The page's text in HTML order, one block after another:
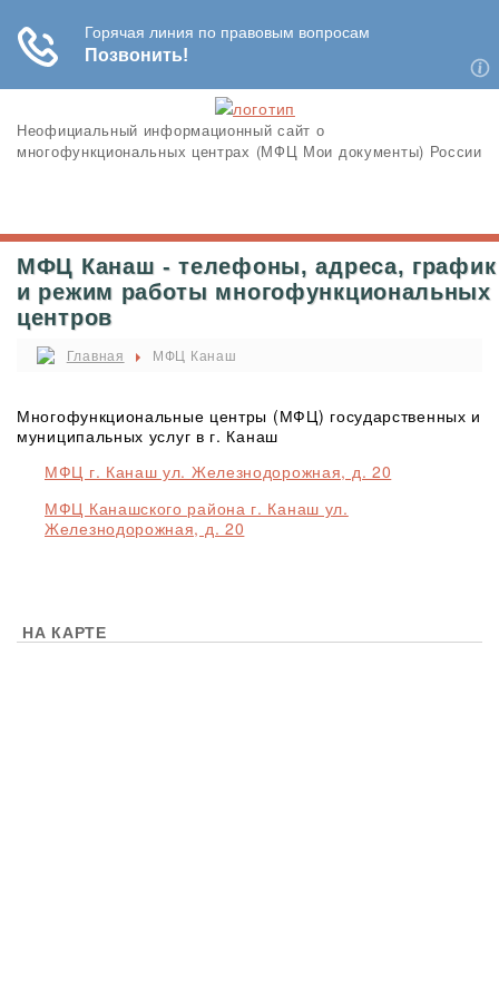
Неофициальный информационный сайт о
многофункциональных центрах (МФЦ Мои документы) России
МФЦ Канаш - телефоны, адреса, график
и режим работы многофункциональных
центров
Главная МФЦ Канаш
Многофункциональные центры (МФЦ) государственных и
муниципальных услуг в г. Канаш
МФЦ г. Канаш ул. Железнодорожная, д. 20
МФЦ Канашского района г. Канаш ул.
Железнодорожная, д. 20
НА КАРТЕ